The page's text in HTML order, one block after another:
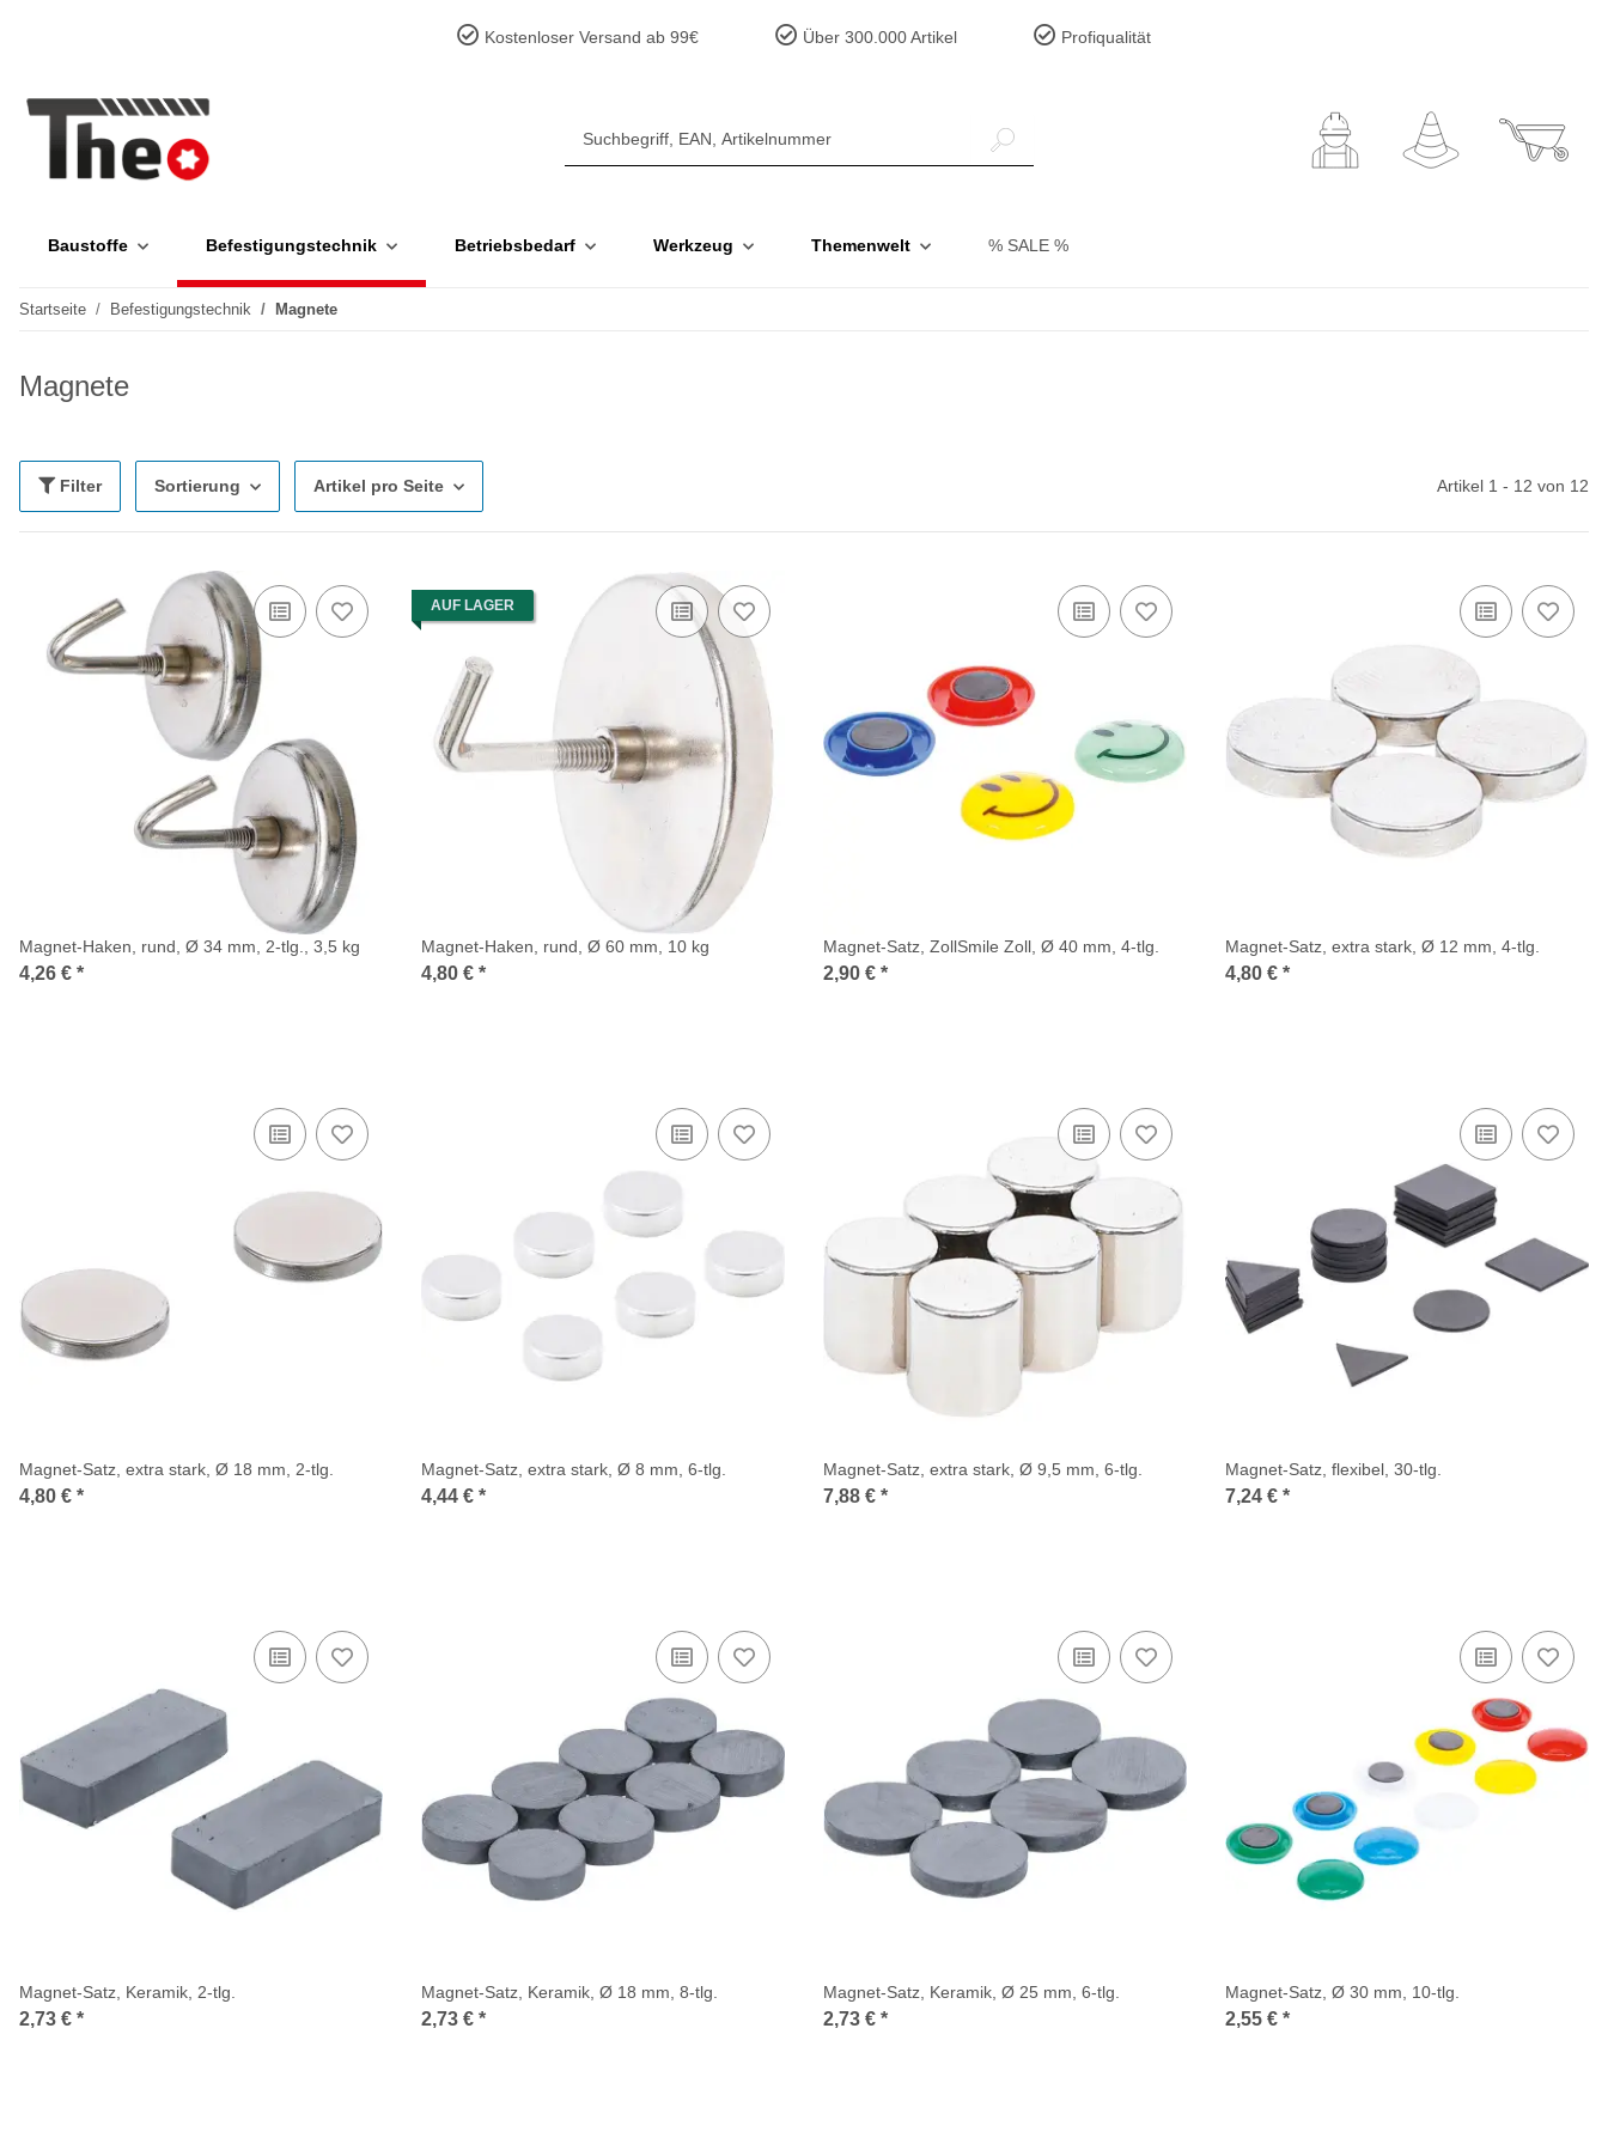
Kostenloser Versand ab 99€ Über 300.000 Artikel Profiqualität
Baustoffe Befestigungstechnik Betriebsbedarf Werkzeug Themenwelt % SALE %
Startseite Befestigungstechnik Magnete
Magnete
Filter Sortierung Artikel pro Seite Artikel 1 - 12 von 12
Magnet-Haken, rund, Ø 34 mm, 2-tlg., 3,5 kg
4,26 € *
AUF LAGER
Magnet-Haken, rund, Ø 60 mm, 10 kg
4,80 € *
Magnet-Satz, ZollSmile Zoll, Ø 40 mm, 4-tlg.
2,90 € *
Magnet-Satz, extra stark, Ø 12 mm, 4-tlg.
4,80 € *
Magnet-Satz, extra stark, Ø 18 mm, 2-tlg.
4,80 € *
Magnet-Satz, extra stark, Ø 8 mm, 6-tlg.
4,44 € *
Magnet-Satz, extra stark, Ø 9,5 mm, 6-tlg.
7,88 € *
Magnet-Satz, flexibel, 30-tlg.
7,24 € *
Magnet-Satz, Keramik, 2-tlg.
2,73 € *
Magnet-Satz, Keramik, Ø 18 mm, 8-tlg.
2,73 € *
Magnet-Satz, Keramik, Ø 25 mm, 6-tlg.
2,73 € *
Magnet-Satz, Ø 30 mm, 10-tlg.
2,55 € *